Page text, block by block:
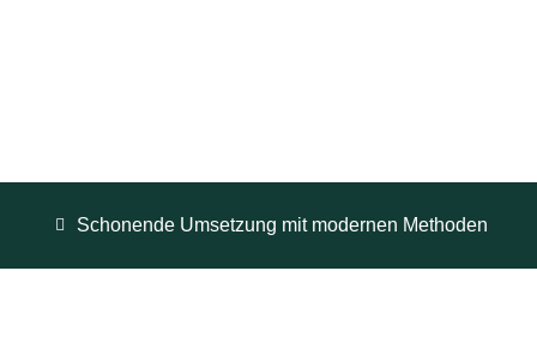
Schonende Umsetzung mit modernen Methoden